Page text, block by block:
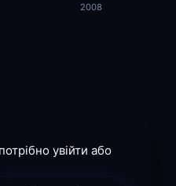
2008
увійти або